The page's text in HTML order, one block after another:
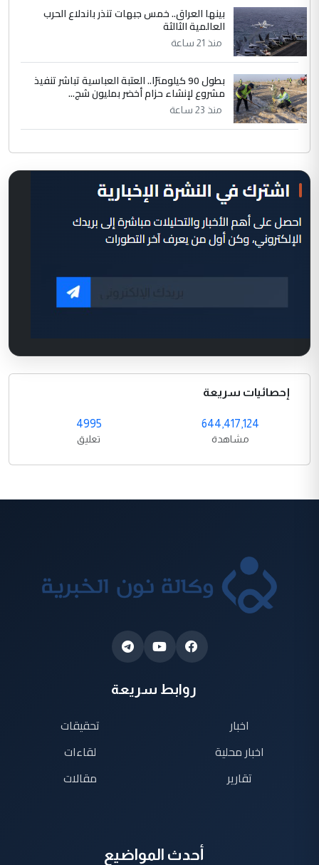
بينها العراق.. خمس جبهات تنذر باندلاع الحرب
العالمية الثالثة
منذ 21 ساعة
بطول 90 كيلومترًا.. العتبة العباسية تباشر تنفيذ
مشروع لإنشاء حزام أخضر بمليون شج...
منذ 23 ساعة
إحصائيات سريعة
644,417,124
مشاهدة
4995
تعليق
روابط سريعة
اخبار
اخبار محلية
تقارير
تحقيقات
لقاءات
مقالات
أحدث المواضيع